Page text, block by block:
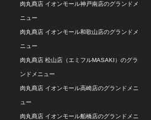
肉丸商店 イオンモール神戸南店のグランドメ
ニュー
肉丸商店 イオンモール和歌山店のグランドメ
ニュー
肉丸商店 松山店（エミフルMASAKI）のグラ
ンドメニュー
肉丸商店 イオンモール高崎店のグランドメニ
ュー
肉丸商店 イオンモール船橋店のグランドメニ